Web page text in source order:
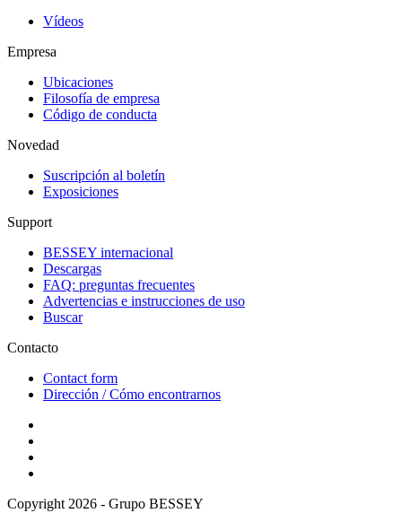
Vídeos
Empresa
Ubicaciones
Filosofía de empresa
Código de conducta
Novedad
Suscripción al boletín
Exposiciones
Support
BESSEY internacional
Descargas
FAQ: preguntas frecuentes
Advertencias e instrucciones de uso
Buscar
Contacto
Contact form
Dirección / Cómo encontrarnos
Copyright 2026 - Grupo BESSEY